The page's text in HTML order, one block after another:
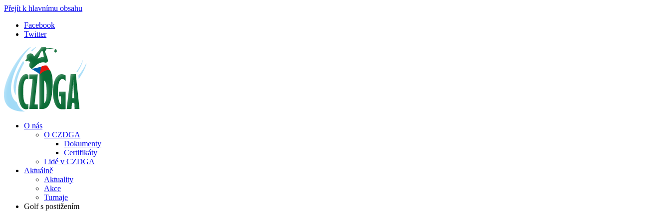
Přejít k hlavnímu obsahu
Facebook
Twitter
O nás
O CZDGA
Dokumenty
Certifikáty
Lidé v CZDGA
Aktuálně
Aktuality
Akce
Turnaje
Golf s postižením